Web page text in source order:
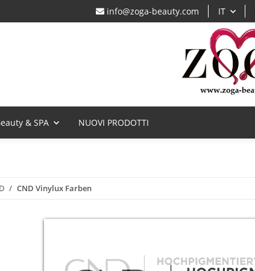
info@zoga-beauty.com IT
& SPA NUOVI PRODOTTI
CND Vinylux Farben